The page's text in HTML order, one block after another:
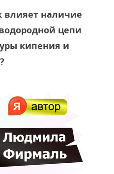
влияет наличие
цепи
кипения и